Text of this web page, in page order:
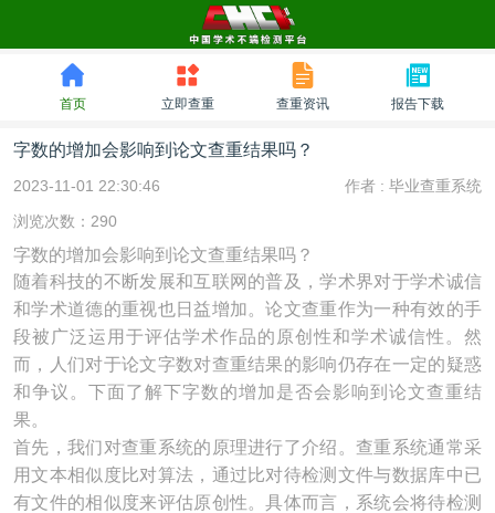
首页 立即查重 查重资讯 报告下载
字数的增加会影响到论文查重结果吗？
2023-11-01 22:30:46 作者 : 毕业查重系统
浏览次数：290
字数的增加会影响到论文查重结果吗？
随着科技的不断发展和互联网的普及，学术界对于学术诚信
和学术道德的重视也日益增加。论文查重作为一种有效的手
段被广泛运用于评估学术作品的原创性和学术诚信性。然
而，人们对于论文字数对查重结果的影响仍存在一定的疑惑
和争议。下面了解下字数的增加是否会影响到论文查重结
果。
首先，我们对查重系统的原理进行了介绍。查重系统通常采
用文本相似度比对算法，通过比对待检测文件与数据库中已
有文件的相似度来评估原创性。具体而言，系统会将待检测